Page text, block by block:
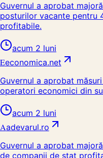
Guvernul a aprobat
posturilor vacante pentru
profitabile.
acum 2 luni
Eeconomica.net
Guvernul a aprobat
operatori economici din
acum 2 luni
Aadevarul.ro
Guvernul a aprobat
de companii de stat